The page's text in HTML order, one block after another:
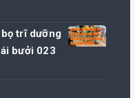
trĩ dưỡng
bưởi 023